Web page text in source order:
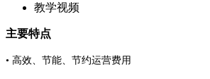
教学视频
主要特点
• 高效、节能、节约运营费用